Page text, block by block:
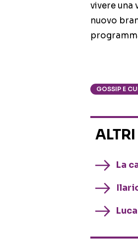
vivere una
nuovo
GOSSIP E
La